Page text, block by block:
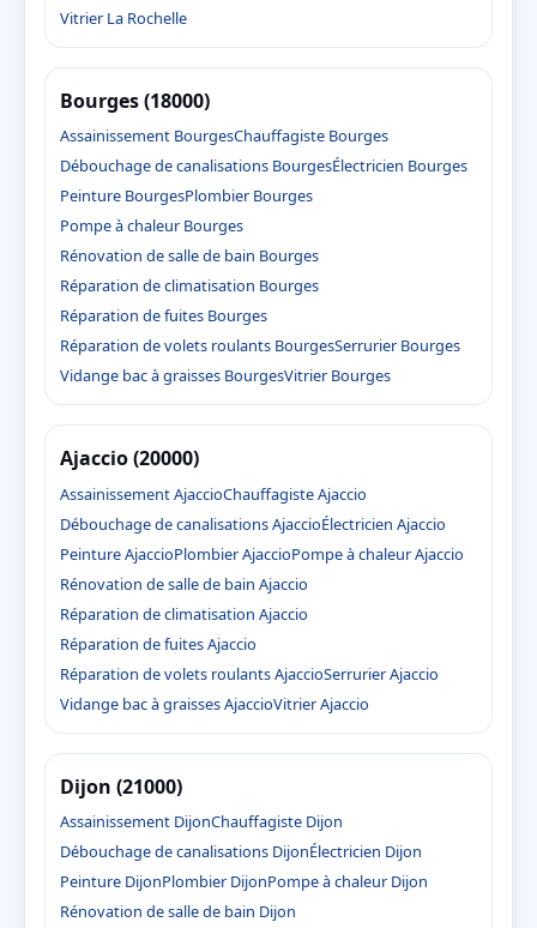
Vitrier La Rochelle
Bourges (18000)
Assainissement BourgesChauffagiste Bourges
Débouchage de canalisations BourgesÉlectricien Bourges
Peinture BourgesPlombier Bourges
Pompe à chaleur Bourges
Rénovation de salle de bain Bourges
Réparation de climatisation Bourges
Réparation de fuites Bourges
Réparation de volets roulants BourgesSerrurier Bourges
Vidange bac à graisses BourgesVitrier Bourges
Ajaccio (20000)
Assainissement AjaccioChauffagiste Ajaccio
Débouchage de canalisations AjaccioÉlectricien Ajaccio
Peinture AjaccioPlombier AjaccioPompe à chaleur Ajaccio
Rénovation de salle de bain Ajaccio
Réparation de climatisation Ajaccio
Réparation de fuites Ajaccio
Réparation de volets roulants AjaccioSerrurier Ajaccio
Vidange bac à graisses AjaccioVitrier Ajaccio
Dijon (21000)
Assainissement DijonChauffagiste Dijon
Débouchage de canalisations DijonÉlectricien Dijon
Peinture DijonPlombier DijonPompe à chaleur Dijon
Rénovation de salle de bain Dijon